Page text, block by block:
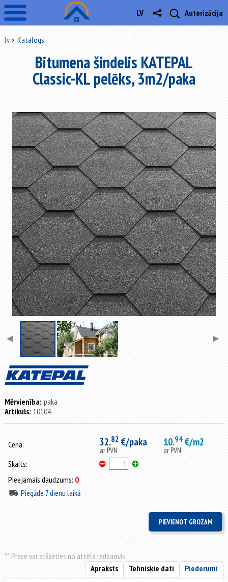
Autorizācija
LV
lv Katalogs
Bitumena šindelis KATEPAL
Classic-KL pelēks, 3m2/paka
◀ ▶
Mērvienība: paka
Artikuls: 10104
Cena: 32.82 €/paka
ar PVN
10.94€/m2
ar PVN
Skaits:
Pieejamais daudzums: 0
Piegāde 7 dienu laikā
** Prece var atšķirties no attēla redzamās
Piederumi
Tehniskie dati
Apraksts